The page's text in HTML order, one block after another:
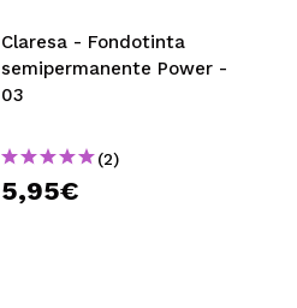
Claresa - Fondotinta
semipermanente Power -
03
(2)
5,95€